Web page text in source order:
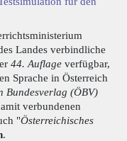
Landes verbindliche
44. Auflage verfügbar,
Sprache in Österreich
Bundesverlag (ÖBV)
verbundenen
"Österreichisches
.